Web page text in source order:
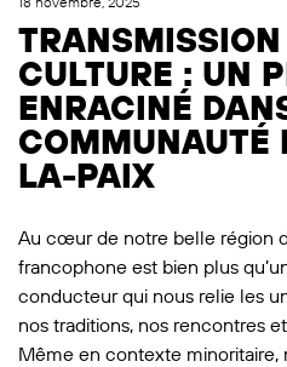
CULTURE : UN
ENRACINÉ
COMMUNAUTÉ
LA-PAIX
Au cœur de notre belle région
francophone est bien plus
conducteur qui nous relie les
nos traditions, nos rencontres
Même en contexte